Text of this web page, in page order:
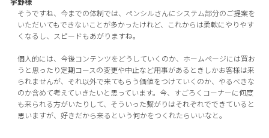
そうですね、今までの体制では、ペンシルさんにシステム部分のご提案を
いただいてもできないことが多かったけれど、これからは柔軟にやりやす
くなるし、スピードもあがりますね。
個人的には、今後コンテンツをどうしていくのか、ホームページには買お
うと思ったり定期コースの変更や中止など用事があるときしかお客様は来
られませんが、それ以外で来てもらう価値をつけていくのか、やるべきな
のか含めて考えていきたいと思っています。今、すごろくコーナーに何度
も来られる方がいたりして、そういった繋がりはそれぞれでできていると
思いますが、好きだから来るという何かをつくれたらいいなと。